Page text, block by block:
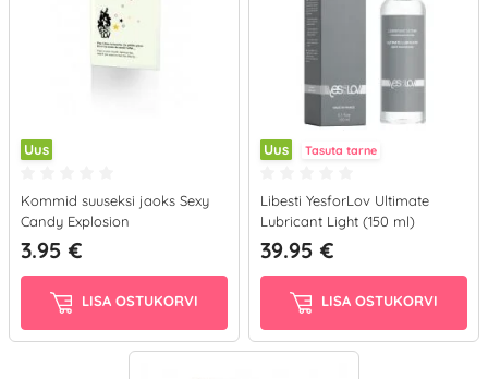
Uus
Kommid suuseksi jaoks Sexy
Candy Explosion
3.95 €
LISA OSTUKORVI
Uus Tasuta tarne
Libesti YesforLov Ultimate
Lubricant Light (150 ml)
39.95 €
LISA OSTUKORVI